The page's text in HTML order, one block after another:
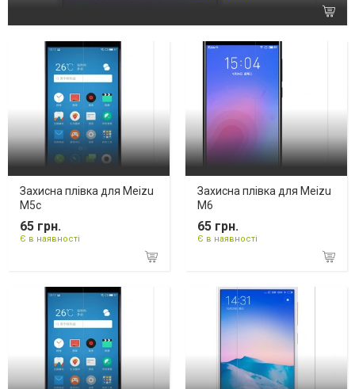
Захисна плівка для Meizu
M5c
65 грн.
Є в наявності
Захисна плівка для Meizu
M6
65 грн.
Є в наявності